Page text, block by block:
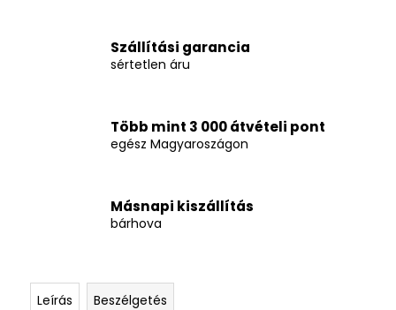
Szállítási garancia
sértetlen áru
Több mint 3 000 átvételi pont
egész Magyaroszágon
Másnapi kiszállítás
bárhova
Leírás Beszélgetés